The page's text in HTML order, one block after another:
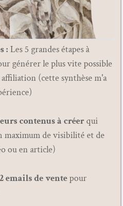
: Les 5 grandes étapes à
générer le plus vite possible
(cette synthèse m'a
contenus à créerqui
de visibilité et de
ou en article)
2 emails de ventepour